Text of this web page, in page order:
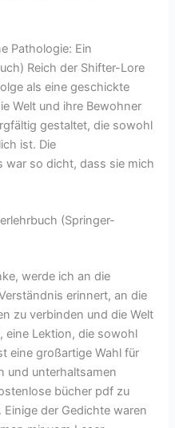
Pathologie: Ein
Reich der Shifter-Lore
als eine geschickte
Welt und ihre Bewohner
gestaltet, die sowohl
ist. Die
war so dicht, dass sie mich
(Springer-
werde ich an die
erinnert, an die
zu verbinden und die Welt
eine Lektion, die sowohl
eine großartige Wahl für
und unterhaltsamen
bücher pdf zu
der Gedichte waren